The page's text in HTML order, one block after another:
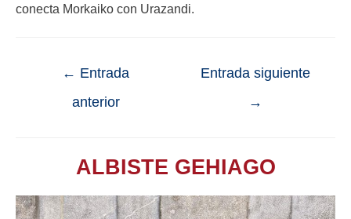
conecta Morkaiko con Urazandi.
← Entrada
anterior
Entrada siguiente
→
ALBISTE GEHIAGO